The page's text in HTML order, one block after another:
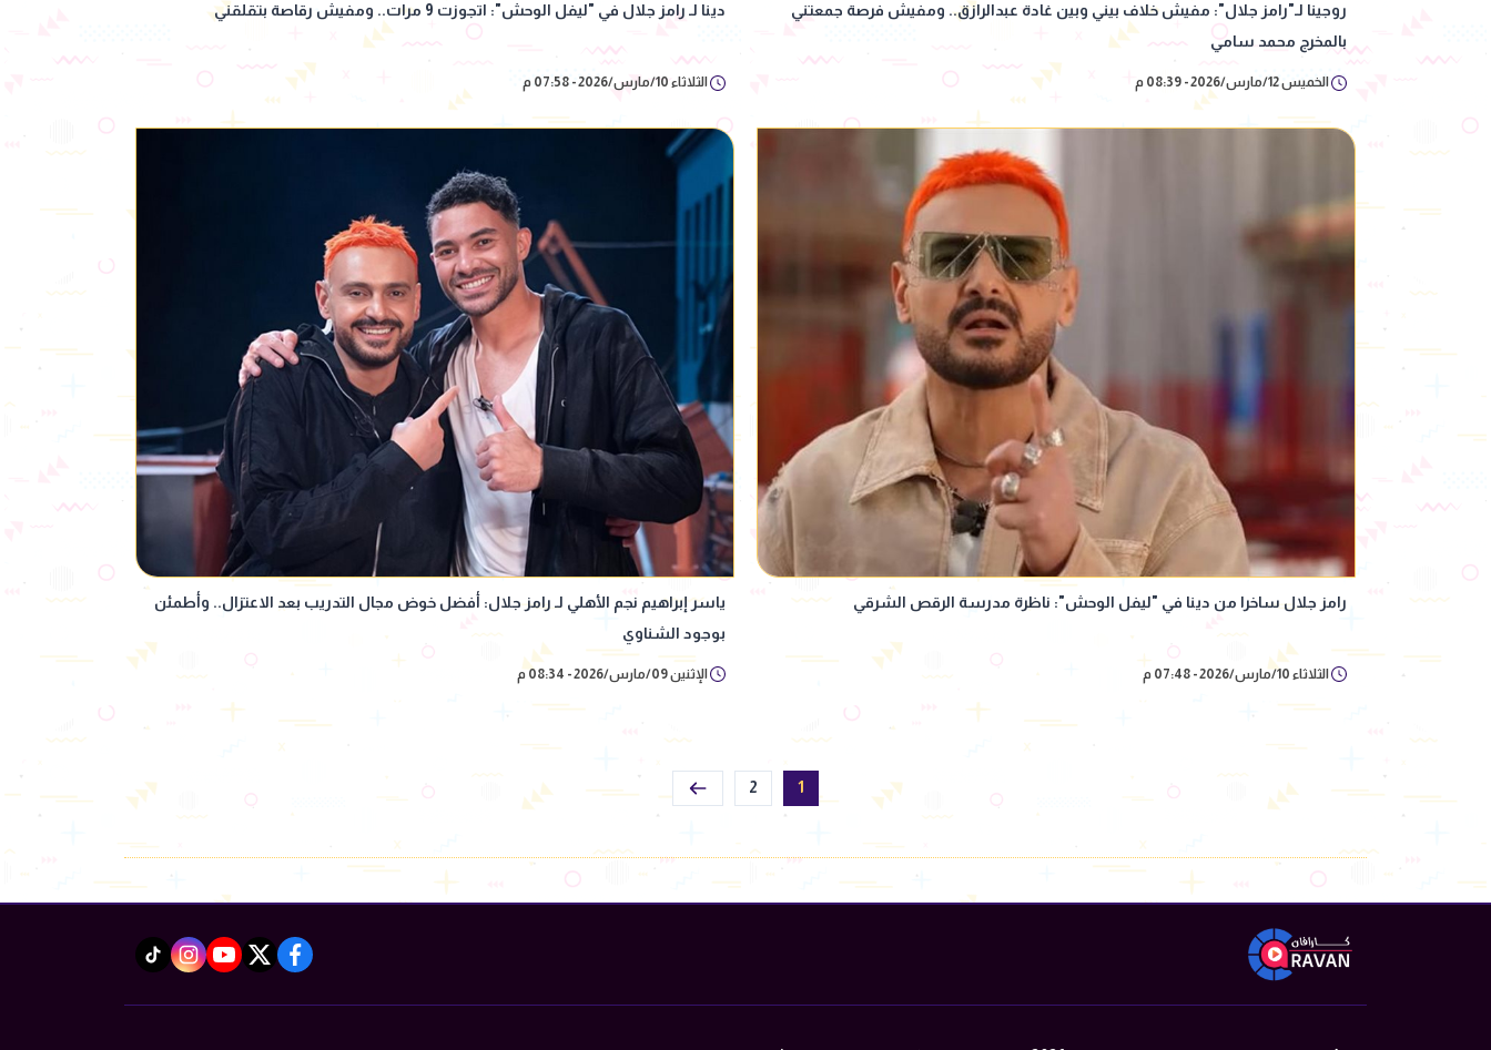
روجينا لـ"رامز جلال": مفيش خلاف بيني وبين غادة عبدالرازق.. ومفيش فرصة جمعتني
بالمخرج محمد سامي
الخميس 12/مارس/2026 - 08:39 م
دينا لـ رامز جلال في "ليفل الوحش": اتجوزت 9 مرات.. ومفيش رقاصة بتقلقني
الثلاثاء 10/مارس/2026 - 07:58 م
رامز جلال ساخرا من دينا في "ليفل الوحش": ناظرة مدرسة الرقص الشرقي
الثلاثاء 10/مارس/2026 - 07:48 م
ياسر إبراهيم نجم الأهلي لـ رامز جلال: أفضل خوض مجال التدريب بعد الاعتزال.. وأطمئن
بوجود الشناوي
الإثنين 09/مارس/2026 - 08:34 م
1
2
facebook
twitter
youtube
instagram
tiktok